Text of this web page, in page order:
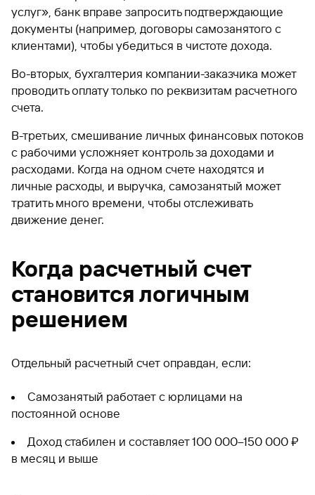
услуг», банк вправе запросить подтверждающие
документы (например, договоры самозанятого с
клиентами), чтобы убедиться в чистоте дохода.
Во-вторых, бухгалтерия компании-заказчика может
проводить оплату только по реквизитам расчетного
счета.
В-третьих, смешивание личных финансовых потоков
с рабочими усложняет контроль за доходами и
расходами. Когда на одном счете находятся и
личные расходы, и выручка, самозанятый может
тратить много времени, чтобы отслеживать
движение денег.
Когда расчетный счет
становится логичным
решением
Отдельный расчетный счет оправдан, если:
Самозанятый работает с юрлицами на
постоянной основе
Доход стабилен и составляет 100 000–150 000 ₽
в месяц и выше